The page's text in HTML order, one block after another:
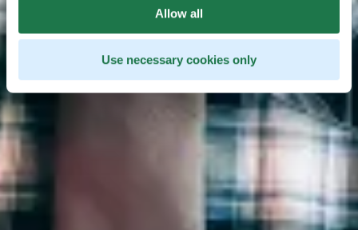
Allow all
Use necessary cookies only